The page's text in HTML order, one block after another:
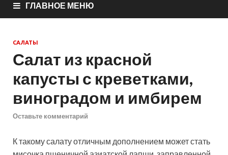
ГЛАВНОЕ МЕНЮ
САЛАТЫ
Салат из красной
капусты с креветками,
виноградом и имбирем
Оставьте комментарий
К такому салату отличным дополнением может стать